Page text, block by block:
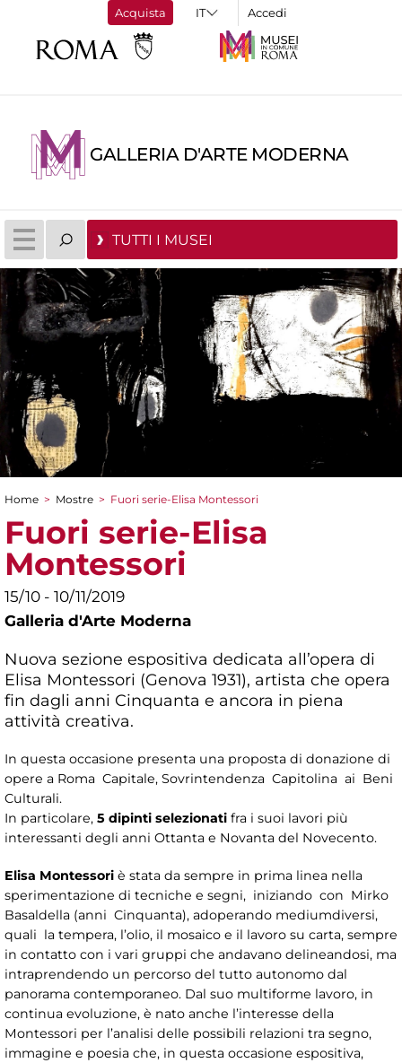
Acquista Accedi
GALLERIA D'ARTE MODERNA
TUTTI I MUSEI
Tu sei qui
Home > Mostre > Fuori serie-Elisa Montessori
Fuori serie-Elisa
Montessori
15/10 - 10/11/2019
Galleria d'Arte Moderna
Nuova sezione espositiva dedicata all’opera di
Elisa Montessori (Genova 1931), artista che opera
fin dagli anni Cinquanta e ancora in piena
attività creativa.
In questa occasione presenta una proposta di donazione di
opere a Roma Capitale, Sovrintendenza Capitolina ai Beni
Culturali.
In particolare, 5 dipinti selezionati fra i suoi lavori più
interessanti degli anni Ottanta e Novanta del Novecento.
Elisa Montessori è stata da sempre in prima linea nella
sperimentazione di tecniche e segni, iniziando con Mirko
Basaldella (anni Cinquanta), adoperando mediumdiversi,
quali la tempera, l’olio, il mosaico e il lavoro su carta, sempre
in contatto con i vari gruppi che andavano delineandosi, ma
intraprendendo un percorso del tutto autonomo dal
panorama contemporaneo. Dal suo multiforme lavoro, in
continua evoluzione, è nato anche l’interesse della
Montessori per l’analisi delle possibili relazioni tra segno,
immagine e poesia che, in questa occasione espositiva,